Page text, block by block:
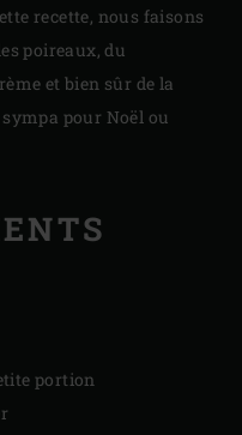
recette, nous faisons
poireaux, du
et bien sûr de la
pour Noël ou
portion